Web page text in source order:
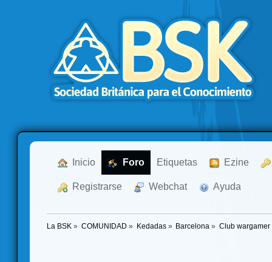
Inicio Foro Etiquetas Ezine
Registrarse Webchat Ayuda
La BSK » COMUNIDAD » Kedadas» Barcelona » Club wargamer